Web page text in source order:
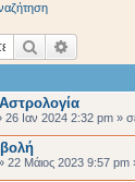
Αναζήτηση
26 Ιαν 2024 2:32 pm »
22 Μάιος 2023 9:57 pm